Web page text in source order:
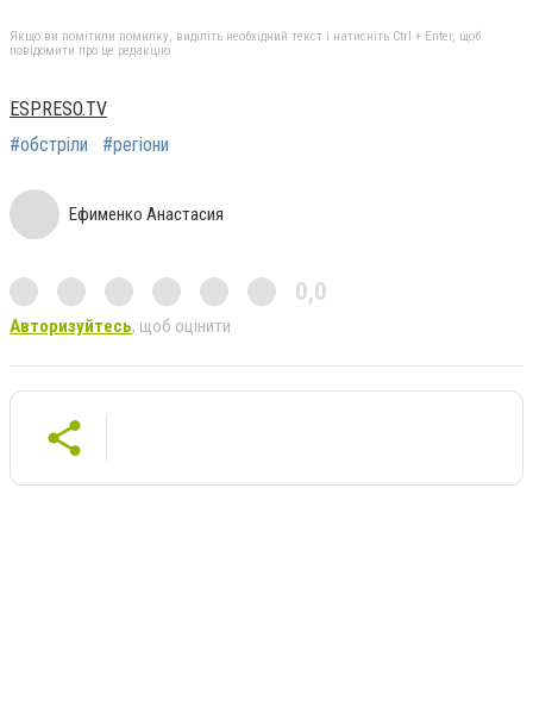
Якщо ви помітили помилку, виділіть необхідний текст і натисніть Ctrl + Enter, щоб
повідомити про це редакцію
ESPRESO.TV
#обстріли
#регіони
Ефименко Анастасия
0,0
Авторизуйтесь, щоб оцінити